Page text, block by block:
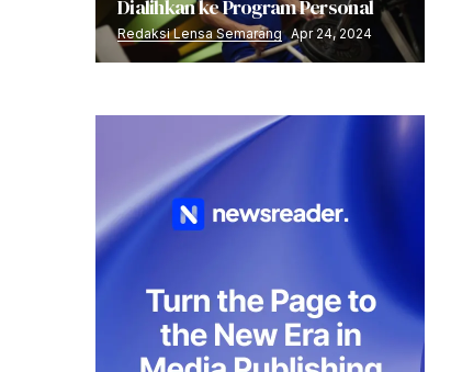
Dialihkan ke Program Personal
Redaksi Lensa Semarang Apr 24, 2024